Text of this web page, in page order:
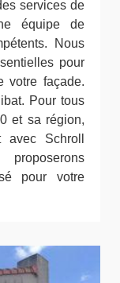
services de
équipe de
Nous
pour
votre façade.
Pour tous
et sa région,
avec Schroll
pour votre